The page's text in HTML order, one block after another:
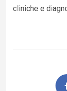
cliniche e